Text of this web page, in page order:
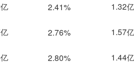
2.41% 1.32亿
2.76% 1.57亿
2.80% 1.44亿